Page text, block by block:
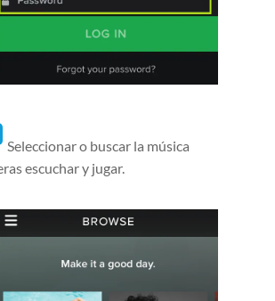
Seleccionar o buscar la música
escuchar y jugar.